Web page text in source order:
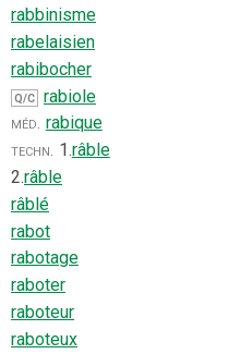
rabbinisme
rabelaisien
rabibocher
Q/C
rabiole
méd. rabique
techn. 1.râble
2.râble
râblé
rabot
rabotage
raboter
raboteur
raboteux